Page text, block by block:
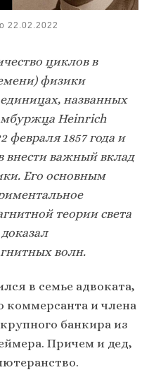
22.02.2022
циклов в
физики
названных
Heinrich
февраля 1857 года и
внести важный вклад
Его основным
теории света
волн.
в семье адвоката,
коммерсанта и члена
банкира из
Причем и дед,